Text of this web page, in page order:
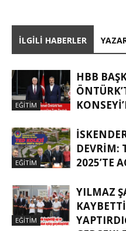
İLGILI HABERLER
EĞITIM
HBB
EĞITIM
DEVRIM:
2025’TE
EĞITIM
YILMAZ